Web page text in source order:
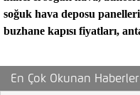
En Çok Okunan Haberler